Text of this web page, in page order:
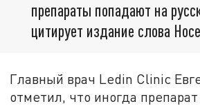
препараты попадают на
цитирует издание слова
Главный врач Ledin Clinic
отметил, что иногда